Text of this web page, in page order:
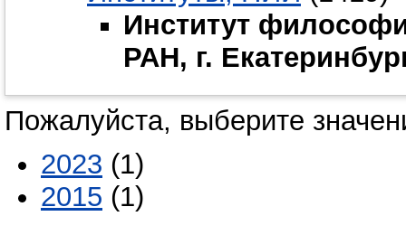
Институт
РАН, г.
Пожалуйста, выберите
2023 (1)
2015 (1)